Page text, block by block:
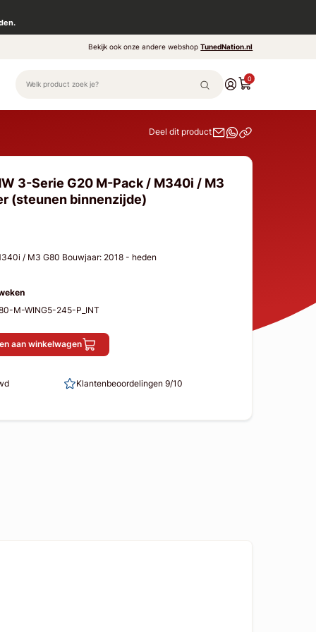
Bekijk ook onze andere webshopTunedNation.nl
0
Deel dit product
3-Serie G20 M-Pack / M340i / M3
(steunen binnenzijde)
/ M3 G80 Bouwjaar: 2018 - heden
M-WING5-245-P_INT
aan winkelwagen
Klantenbeoordelingen 9/10